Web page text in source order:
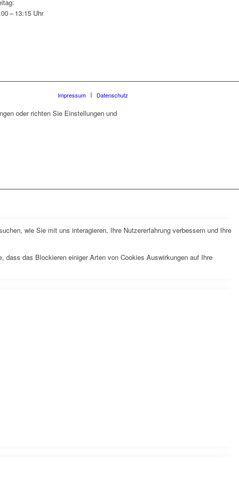
– 13:15 Uhr
Impressum Datenschutz
oder richten Sie Einstellungen und
wie Sie mit uns interagieren, Ihre Nutzererfahrung verbessern und Ihre
das Blockieren einiger Arten von Cookies Auswirkungen auf Ihre